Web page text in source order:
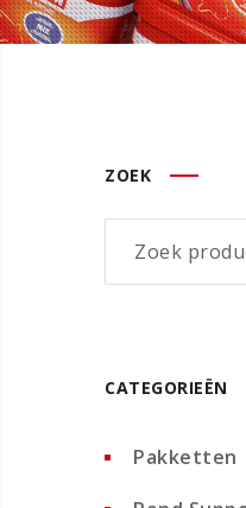
ZOEK
CATEGORIEËN
Pakketten